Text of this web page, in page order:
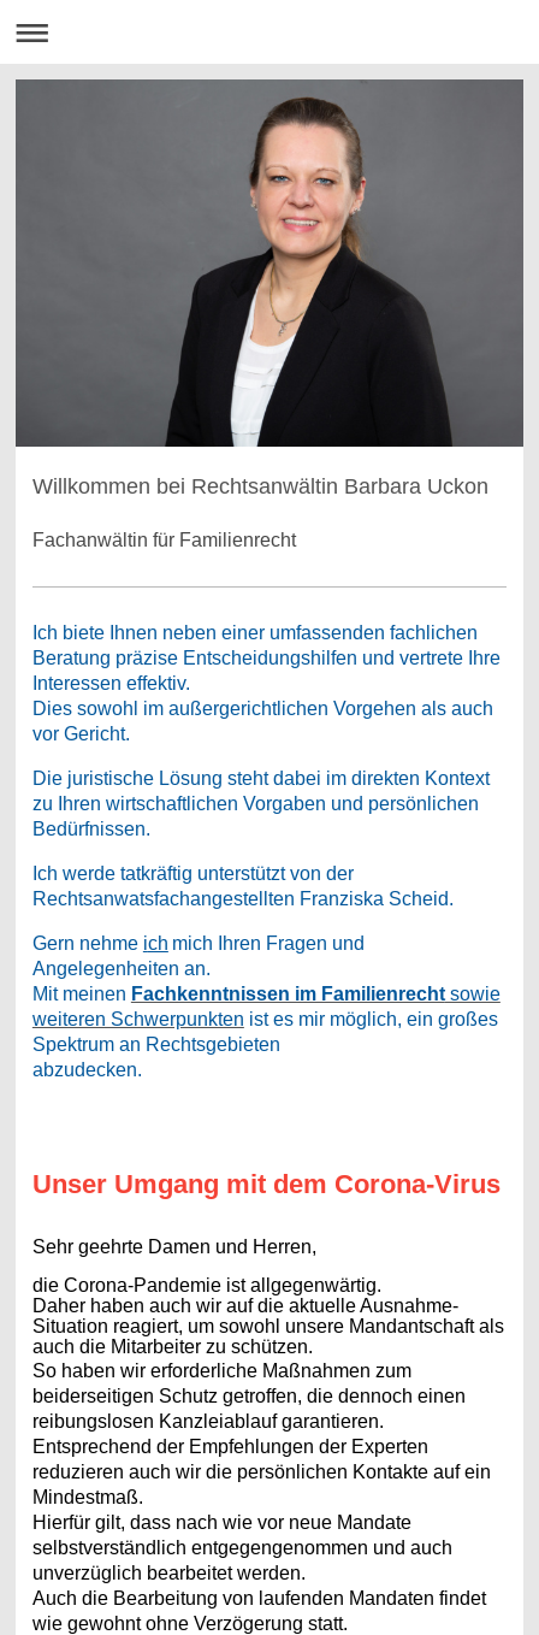
Willkommen bei Rechtsanwältin Barbara Uckon
Fachanwältin für Familienrecht
Ich biete Ihnen neben einer umfassenden fachlichen
Beratung präzise Entscheidungshilfen und vertrete Ihre
Interessen effektiv.
Dies sowohl im außergerichtlichen Vorgehen als auch
vor Gericht.
Die juristische Lösung steht dabei im direkten Kontext
zu Ihren wirtschaftlichen Vorgaben und persönlichen
Bedürfnissen.
Ich werde tatkräftig unterstützt von der
Rechtsanwatsfachangestellten Franziska Scheid.
Gern nehme ich mich Ihren Fragen und
Angelegenheiten an.
Mit meinen Fachkenntnissen im Familienrechtsowie
weiteren Schwerpunkten ist es mir möglich, ein großes
Spektrum an Rechtsgebieten
abzudecken.
Unser Umgang mit dem Corona-Virus
Sehr geehrte Damen und Herren,
die Corona-Pandemie ist allgegenwärtig.
Daher haben auch wir auf die aktuelle Ausnahme-
Situation reagiert, um sowohl unsere Mandantschaft als
auch die Mitarbeiter zu schützen.
So haben wir erforderliche Maßnahmen zum
beiderseitigen Schutz getroffen, die dennoch einen
reibungslosen Kanzleiablauf garantieren.
Entsprechend der Empfehlungen der Experten
reduzieren auch wir die persönlichen Kontakte auf ein
Mindestmaß.
Hierfür gilt, dass nach wie vor neue Mandate
selbstverständlich entgegengenommen und auch
unverzüglich bearbeitet werden.
Auch die Bearbeitung von laufenden Mandaten findet
wie gewohnt ohne Verzögerung statt.